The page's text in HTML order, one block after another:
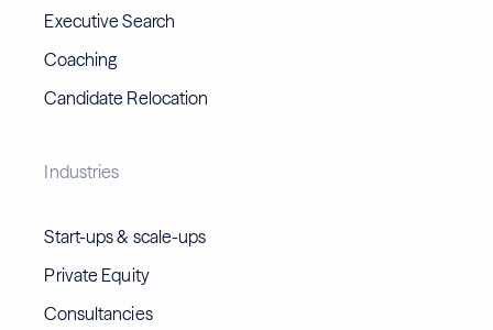
Executive Search
Coaching
Candidate Relocation
Industries
Start-ups & scale-ups
Private Equity
Consultancies